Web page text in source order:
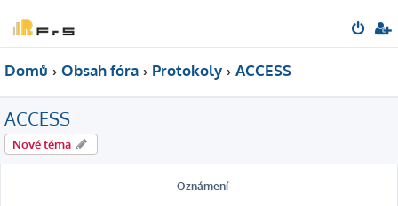
Domů Obsah fóra Protokoly ACCESS
ACCESS
Nové téma
Oznámení